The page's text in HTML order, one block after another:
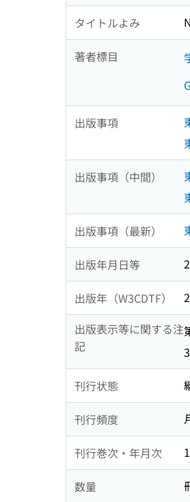
タイトルよみ
著者標目
出版事項
出版事項（中間）
出版事項（最新）
出版年月日等
出版年（W3CDTF）
出版表示等に関する注
記
刊行状態
刊行頻度
刊行巻次・年月次
数量